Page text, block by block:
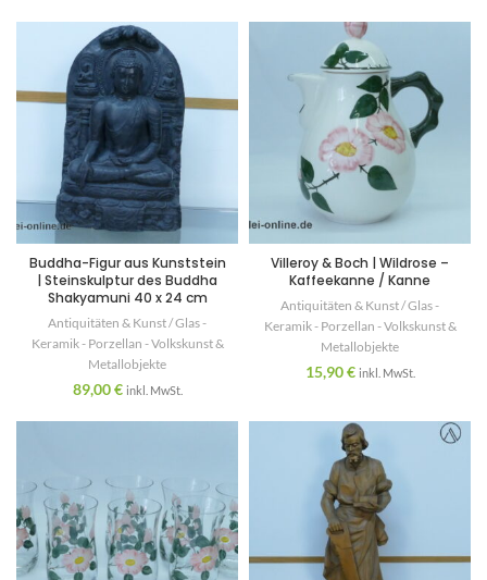
Buddha-Figur aus Kunststein
| Steinskulptur des Buddha
Shakyamuni 40 x 24 cm
Antiquitäten & Kunst / Glas -
Keramik - Porzellan - Volkskunst &
Metallobjekte
89,00€ inkl. MwSt.
Villeroy & Boch | Wildrose –
Kaffeekanne / Kanne
Antiquitäten & Kunst / Glas -
Keramik - Porzellan - Volkskunst &
Metallobjekte
15,90€ inkl. MwSt.